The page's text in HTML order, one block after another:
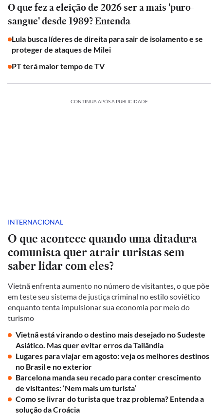
O que fez a eleição de 2026 ser a mais 'puro-
sangue' desde 1989? Entenda
Lula busca líderes de direita para sair de isolamento e se
proteger de ataques de Milei
PT terá maior tempo de TV
CONTINUA APÓS A PUBLICIDADE
INTERNACIONAL
O que acontece quando uma ditadura
comunista quer atrair turistas sem
saber lidar com eles?
Vietnã enfrenta aumento no número de visitantes, o que põe
em teste seu sistema de justiça criminal no estilo soviético
enquanto tenta impulsionar sua economia por meio do
turismo
Vietnã está virando o destino mais desejado no Sudeste
Asiático. Mas quer evitar erros da Tailândia
Lugares para viajar em agosto: veja os melhores destinos
no Brasil e no exterior
Barcelona manda seu recado para conter crescimento
de visitantes: ‘Nem mais um turista’
Como se livrar do turista que traz problema? Entenda a
solução da Croácia